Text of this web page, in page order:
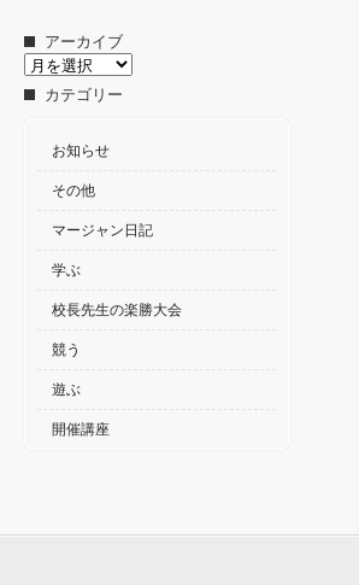
アーカイブ
ア
カテゴリー
お知らせ
その他
マージャン日記
学ぶ
校長先生の楽勝大会
競う
遊ぶ
開催講座